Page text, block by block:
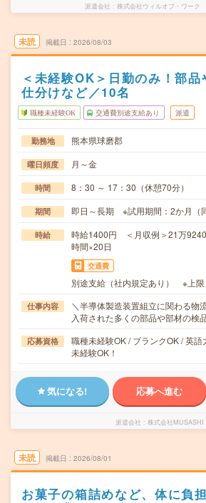
派遣会社 株式会社ウィルオブ・ワーク
未読 掲載日 2026/08/03
＜未経験OK＞日勤のみ！部品
仕分けなど／10名
職種未経験OK 交通費別途支給あり 派遣
勤務地 熊本県球磨郡
曜日頻度 月～金
時間 8：30 ～ 17：30（休憩70分）
期間 即日～長期 ※試用期間：2か月（
時給
時給1400円 ＜月収例＞21万
時間×20日
交通費
別途支給（社内規定あり） ※上
仕事内容
＼半導体製造装置組立に関わる物
入荷された多くの部品や部材の
応募資格
職種未経験OK / ブランクOK / 英語
未経験OK！
気になる! 応募へ進む
派遣会社 株式会社MUSASHI
未読 掲載日 2026/08/01
お菓子の箱詰めなど、体に負